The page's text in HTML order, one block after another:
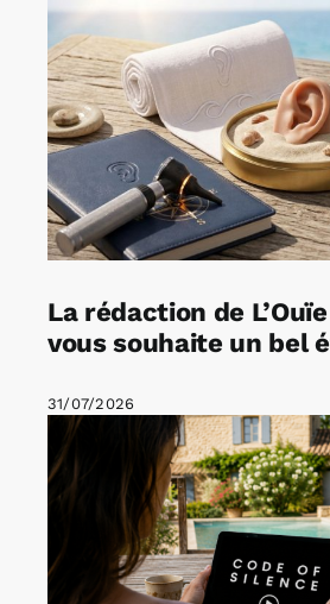
La rédaction de
vous souhaite un bel
31/07/2026